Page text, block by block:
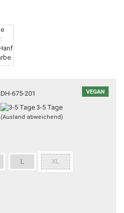
VEGAN
DH-675-201
3-5 Tage
(Ausland abweichend)
L XL